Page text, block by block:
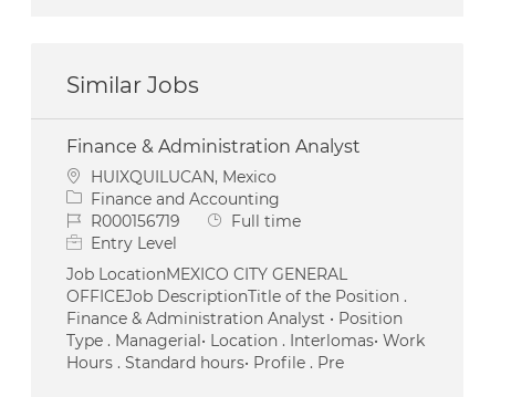
Similar Jobs
Finance & Administration Analyst
Location
HUIXQUILUCAN, Mexico
Category
Finance and Accounting
Job IdR000156719 Job Type
Full time
Entry Level
Job LocationMEXICO CITY GENERAL
OFFICEJob DescriptionTitle of the Position .
Finance & Administration Analyst • Position
Type . Managerial• Location . Interlomas• Work
Hours . Standard hours• Profile . Pre